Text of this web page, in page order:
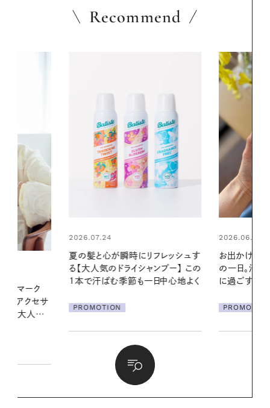
Recommend
2026.06.01
お出かけ前のひと手間で変わる、夏
の一日。汗ばむ季節を「ごきげん」
に過ごす私の新習慣
PROMOTION
2026.06.01
暑い夏のナイ
える夜の爽